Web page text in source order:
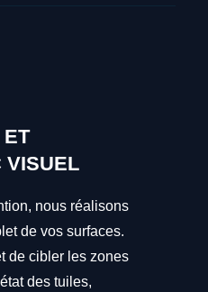
ET
VISUEL
nous réalisons
de vos surfaces.
de cibler les zones
des tuiles,